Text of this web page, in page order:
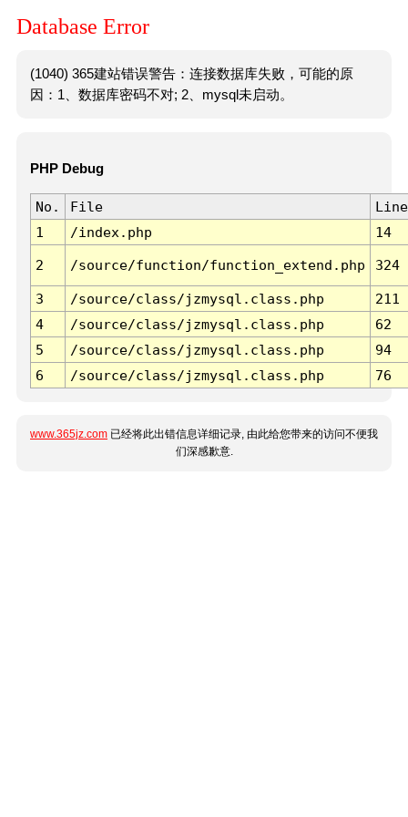
Database Error
(1040) 365建站错误警告：连接数据库失败，可能的原
因：1、数据库密码不对; 2、mysql未启动。
PHP Debug
No. File
Line
1
/index.php 14
2 /source/function/function_extend.php 324
3 /source/class/jzmysql.class.php
211
4
/source/class/jzmysql.class.php
62
5
/source/class/jzmysql.class.php
94
6
/source/class/jzmysql.class.php 76
www.365jz.com 已经将此出错信息详细记录, 由此给您带来的访问不便我
们深感歉意.